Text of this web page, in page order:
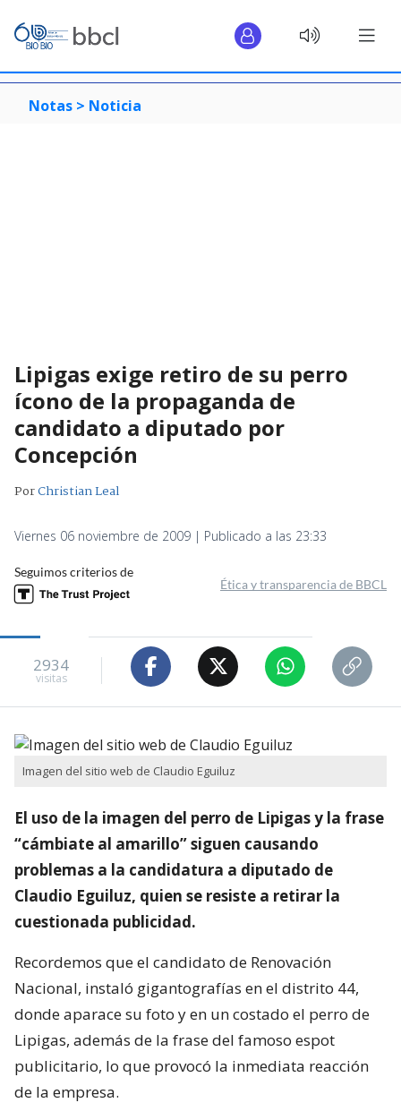
Notas > Noticia
Lipigas exige retiro de su perro
ícono de la propaganda de
candidato a diputado por
Concepción
PorChristian Leal
Viernes 06 noviembre de 2009 | Publicado a las 23:33
Seguimos criterios de
Ética y transparencia de BBCL
2934
visitas
Imagen del sitio web de Claudio Eguiluz
El uso de la imagen del perro de Lipigas y la frase
“cámbiate al amarillo” siguen causando
problemas a la candidatura a diputado de
Claudio Eguiluz, quien se resiste a retirar la
cuestionada publicidad.
Recordemos que el candidato de Renovación
Nacional, instaló gigantografías en el distrito 44,
donde aparace su foto y en un costado el perro de
Lipigas, además de la frase del famoso espot
publicitario, lo que provocó la inmediata reacción
de la empresa.